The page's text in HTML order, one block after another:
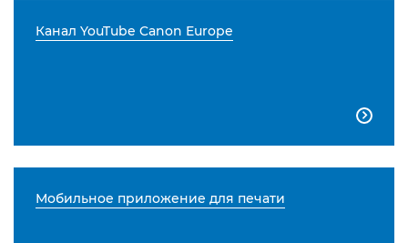
Канал YouTube Canon Europe

Мобильное приложение для печати